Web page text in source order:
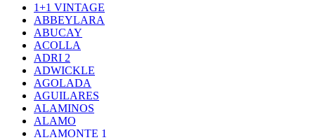
1+1 VINTAGE
ABBEYLARA
ABUCAY
ACOLLA
ADRI 2
ADWICKLE
AGOLADA
AGUILARES
ALAMINOS
ALAMO
ALAMONTE 1